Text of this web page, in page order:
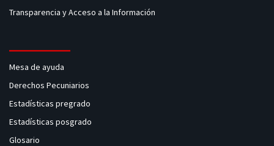
Transparencia y Acceso a la Información
Mesa de ayuda
Derechos Pecuniarios
Estadísticas pregrado
Estadísticas posgrado
Glosario